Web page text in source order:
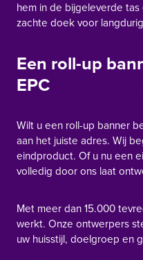
hem in de bijgeleverde
zachte doek voor
Een roll-up
EPC
Wilt u een roll-up banner
aan het juiste adres. Wij
eindproduct. Of u nu een
volledig door ons laat
Met meer dan 15.000
werkt. Onze ontwerpers
uw huisstijl, doelgroep en